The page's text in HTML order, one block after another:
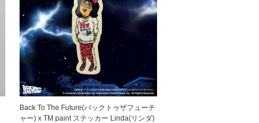
Back To The Future(バックトゥザフューチ
ャー) x TM paint ステッカー Linda(リンダ)